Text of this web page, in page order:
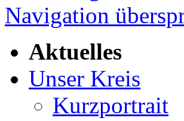
Navigation
Aktuelles
Unser Kreis
Kurzportrait